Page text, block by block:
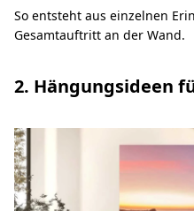
So entsteht aus einzelnen
Gesamtauftritt an der Wand.
2. Hängungsideen